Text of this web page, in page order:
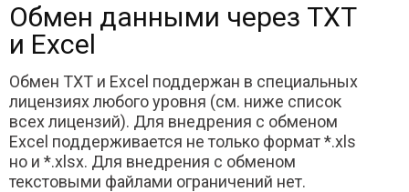
Обмен данными через TXT
и Excel
Обмен TXT и Excel поддержан в специальных
лицензиях любого уровня (см. ниже список
всех лицензий). Для внедрения с обменом
Excel поддерживается не только формат *.xls
но и *.xlsx. Для внедрения с обменом
текстовыми файлами ограничений нет.